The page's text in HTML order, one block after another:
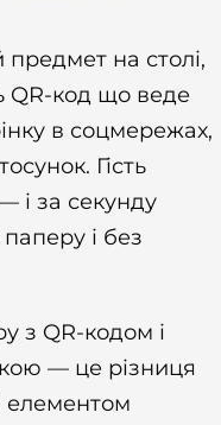
на столі,
QR-код що веде
в соцмережах,
Гість
і за секунду
і без
з QR-кодом і
— це різниця
елементом